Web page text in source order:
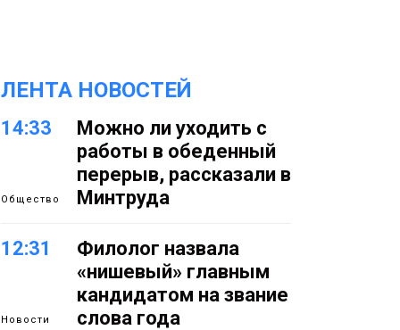
ЛЕНТА НОВОСТЕЙ
14:33
Общество
Можно ли уходить с
работы в обеденный
перерыв, рассказали в
Минтруда
12:31
Новости
Филолог назвала
«нишевый» главным
кандидатом на звание
слова года